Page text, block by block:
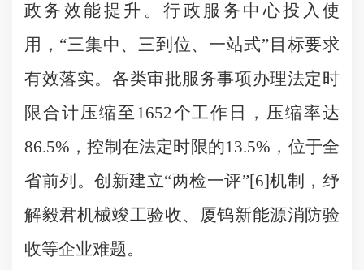
政务效能提升。行政服务中心投入使
用，“三集中、三到位、一站式”目标要求
有效落实。各类审批服务事项办理法定时
限合计压缩至1652个工作日，压缩率达
86.5%，控制在法定时限的13.5%，位于全
省前列。创新建立“两检一评”[6]机制，纾
解毅君机械竣工验收、厦钨新能源消防验
收等企业难题。